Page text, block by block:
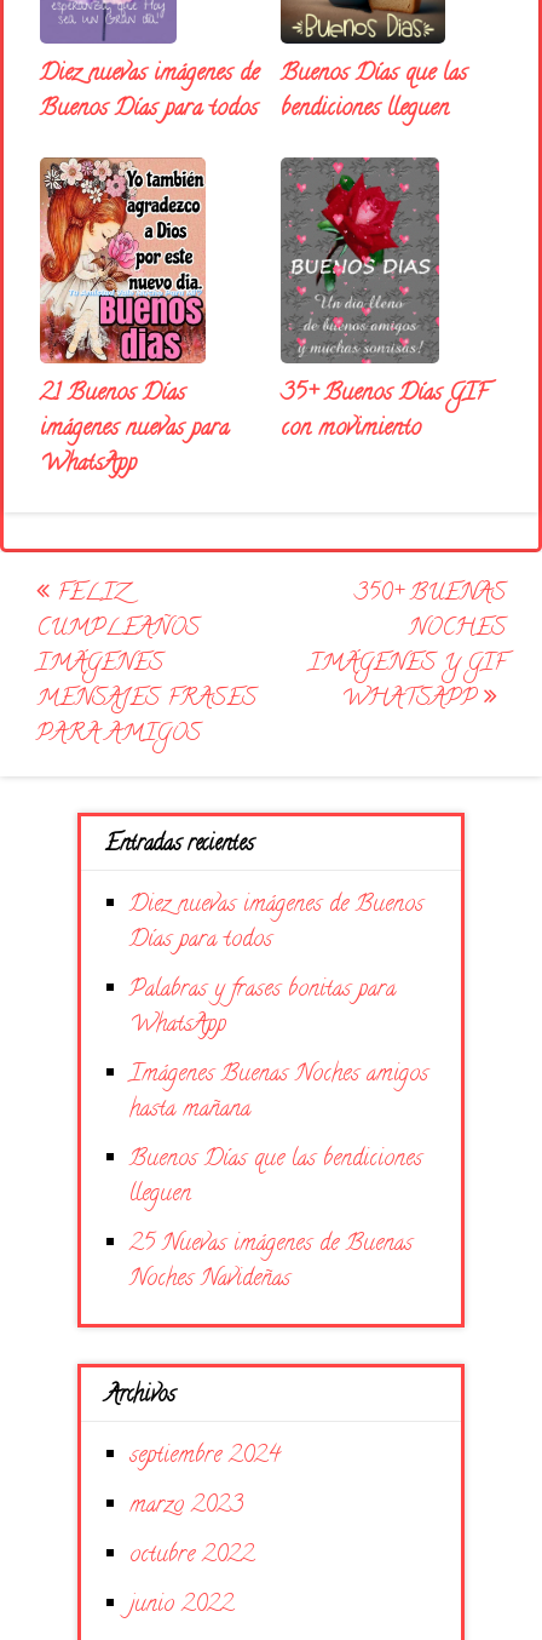
Diez nuevas imágenes de
Buenos Días para todos
Buenos Días que las
bendiciones lleguen
21 Buenos Días
imágenes nuevas para
WhatsApp
35+ Buenos Días GIF
con movimiento
Post
navigation
FELIZ
CUMPLEAÑOS
IMÁGENES
MENSAJES FRASES
PARA AMIGOS
350+ BUENAS
NOCHES
IMÁGENES Y GIF
WHATSAPP
Entradas recientes
Diez nuevas imágenes de Buenos
Días para todos
Palabras y frases bonitas para
WhatsApp
Imágenes Buenas Noches amigos
hasta mañana
Buenos Días que las bendiciones
lleguen
25 Nuevas imágenes de Buenas
Noches Navideñas
Archivos
septiembre 2024
marzo 2023
octubre 2022
junio 2022